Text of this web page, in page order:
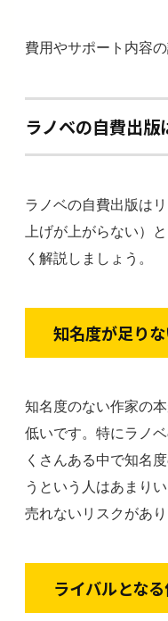
費用やサポート内容
ラノベの自費出版
ラノベの自費出版は
上げが上がらない）
く解説しましょう。
知名度が足り
知名度のない作家の
低いです。特にラノ
くさんある中で知名
うという人はあまり
売れないリスクがあり
ライバルとな